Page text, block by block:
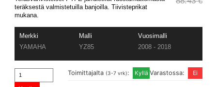
teräksestä valmistetuilla banjoilla. Tiivisteprikat
mukana.
Merkki Malli
Vuosimalli
YAMAHA
YZ85 2008 - 2018
Varastossa:
Toimittajalta (3-7 vrk):